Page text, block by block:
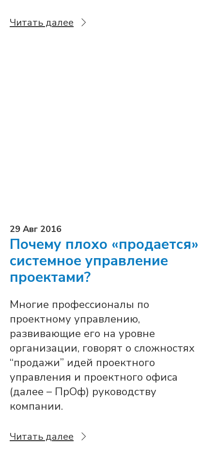
Читать далее
29 Авг 2016
Почему плохо «продается»
системное управление
проектами?
Многие профессионалы по
проектному управлению,
развивающие его на уровне
организации, говорят о сложностях
“продажи” идей проектного
управления и проектного офиса
(далее – ПрОф) руководству
компании.
Читать далее